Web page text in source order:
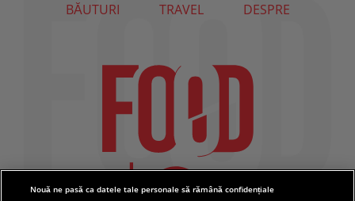
BĂUTURI
TRAVEL DESPRE
Nouă ne pasă ca datele tale personale să rămână confidențiale